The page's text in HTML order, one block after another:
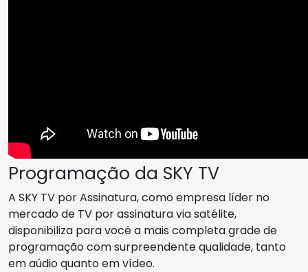
Programação da SKY TV
A SKY TV por Assinatura, como empresa líder no
mercado de TV por assinatura via satélite,
disponibiliza para você a mais completa grade de
programação com surpreendente qualidade, tanto
em aúdio quanto em vídeo.